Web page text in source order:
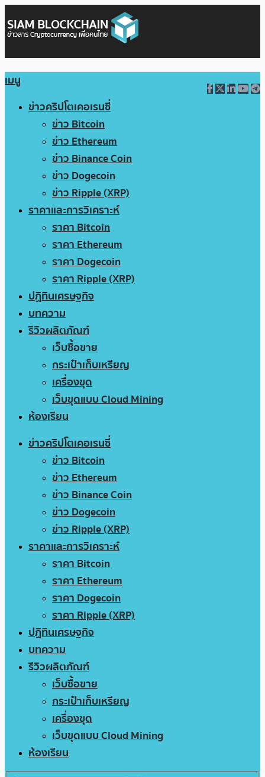
เมนู
ข่าวคริปโตเคอเรนซี่
ข่าว Bitcoin
ข่าว Ethereum
ข่าว Binance Coin
ข่าว Dogecoin
ข่าว Ripple (XRP)
ราคาและการวิเคราะห์
ราคา Bitcoin
ราคา Ethereum
ราคา Dogecoin
ราคา Ripple (XRP)
ปฏิทินเศรษฐกิจ
บทความ
รีวิวผลิตภัณฑ์
เว็บซื้อขาย
กระเป๋าเก็บเหรียญ
เครื่องขุด
เว็บขุดแบบ Cloud Mining
ห้องเรียน
ข่าวคริปโตเคอเรนซี่
ข่าว Bitcoin
ข่าว Ethereum
ข่าว Binance Coin
ข่าว Dogecoin
ข่าว Ripple (XRP)
ราคาและการวิเคราะห์
ราคา Bitcoin
ราคา Ethereum
ราคา Dogecoin
ราคา Ripple (XRP)
ปฏิทินเศรษฐกิจ
บทความ
รีวิวผลิตภัณฑ์
เว็บซื้อขาย
กระเป๋าเก็บเหรียญ
เครื่องขุด
เว็บขุดแบบ Cloud Mining
ห้องเรียน